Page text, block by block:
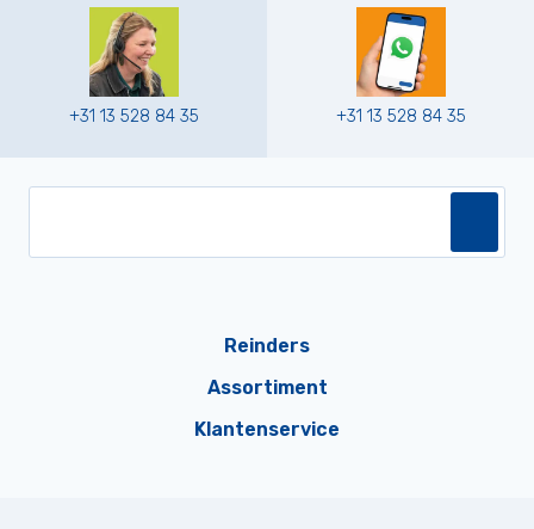
+31 13 528 84 35 +31 13 528 84 35
Reinders
Assortiment
Klantenservice